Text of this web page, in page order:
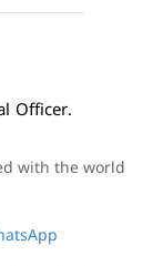
Officer.
with the world